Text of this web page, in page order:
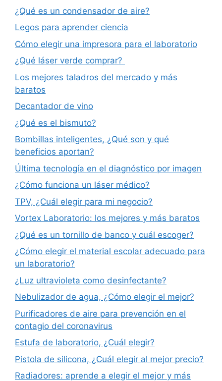
¿Qué es un condensador de aire?
Legos para aprender ciencia
Cómo elegir una impresora para el laboratorio
¿Qué láser verde comprar?
Los mejores taladros del mercado y más
baratos
Decantador de vino
¿Qué es el bismuto?
Bombillas inteligentes, ¿Qué son y qué
beneficios aportan?
Última tecnología en el diagnóstico por imagen
¿Cómo funciona un láser médico?
TPV, ¿Cuál elegir para mi negocio?
Vortex Laboratorio: los mejores y más baratos
¿Qué es un tornillo de banco y cuál escoger?
¿Cómo elegir el material escolar adecuado para
un laboratorio?
¿Luz ultravioleta como desinfectante?
Nebulizador de agua, ¿Cómo elegir el mejor?
Purificadores de aire para prevención en el
contagio del coronavirus
Estufa de laboratorio, ¿Cuál elegir?
Pistola de silicona, ¿Cuál elegir al mejor precio?
Radiadores: aprende a elegir el mejor y más